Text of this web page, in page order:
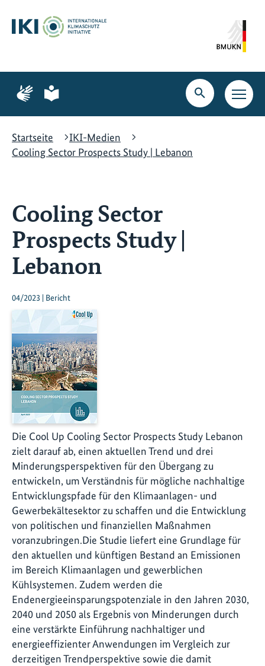
Hauptinhalt
springen
Suche
springen
Hauptnavigation
springen
Zur
Seite
Gebärdensprache
Zur
Seite
leichte
Suche
öffnen
Startseite
IKI-Medien
Cooling Sector Prospects Study | Lebanon
Cooling Sector
Prospects Study |
Lebanon
04/2023 | Bericht
Die Cool Up Cooling Sector Prospects Study Lebanon
zielt darauf ab, einen aktuellen Trend und drei
Minderungsperspektiven für den Übergang zu
entwickeln, um Verständnis für mögliche nachhaltige
Entwicklungspfade für den Klimaanlagen- und
Gewerbekältesektor zu schaffen und die Entwicklung
von politischen und finanziellen Maßnahmen
voranzubringen.Die Studie liefert eine Grundlage für
den aktuellen und künftigen Bestand an Emissionen
im Bereich Klimaanlagen und gewerblichen
Kühlsystemen. Zudem werden die
Endenergieeinsparungspotenziale in den Jahren 2030,
2040 und 2050 als Ergebnis von Minderungen durch
eine verstärkte Einführung nachhaltiger und
energieeffizienter Anwendungen im Vergleich zur
derzeitigen Trendperspektive sowie die damit